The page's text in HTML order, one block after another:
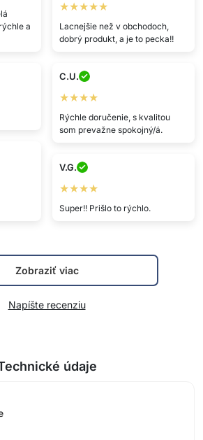
a
★★★★★
Lacnejšie než v obchodoch,
dobrý produkt, a je to pecka!!
C.U.
★★★★
Rýchle doručenie, s kvalitou
som prevažne spokojný/á.
V.G.
★★★★
Super!! Prišlo to rýchlo.
Zobraziť viac
Napíšte recenziu
údaje